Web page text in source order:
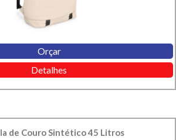
Orçar
Detalhes
de Couro Sintético 45 Litros